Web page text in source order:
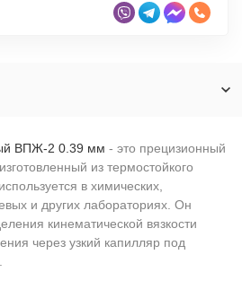
ВПЖ-2 0.39 мм - это прецизионный
из термостойкого
в химических,
и других лабораториях. Он
кинематической вязкости
через узкий капилляр под